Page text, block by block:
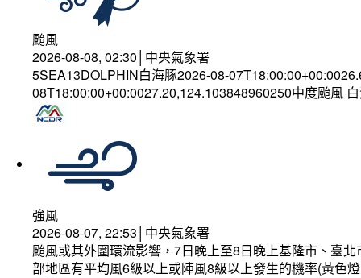
颱風
2026-08-08, 02:30│中央氣象署
5SEA13DOLPHIN白海豚2026-08-
08T18:00:00+00:0027.20,124.103848960250中度颱風
強風
2026-08-07, 22:53│中央氣象署
颱風或其外圍環流影響，7日晚上至8日晚上基隆市、臺
部地區有平均風6級以上或陣風8級以上發生的機率(黃色